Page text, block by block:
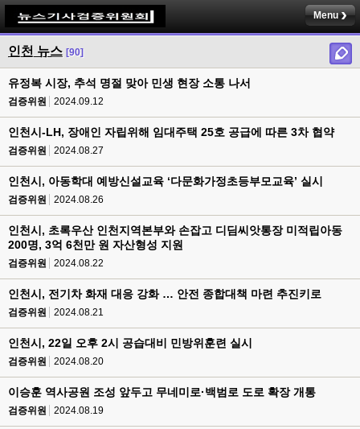
Menu
인천 뉴스 [90]
유정복 시장, 추석 명절 맞아 민생 현장 소통 나서
검증위원 2024.09.12
인천시-LH, 장애인 자립위해 임대주택 25호 공급에 따른 3차 협약
검증위원 2024.08.27
인천시, 아동학대 예방신설교육 ‘다문화가정초등부모교육’ 실시
검증위원 2024.08.26
인천시, 초록우산 인천지역본부와 손잡고 디딤씨앗통장 미적립아동
200명, 3억 6천만 원 자산형성 지원
검증위원 2024.08.22
인천시, 전기차 화재 대응 강화 … 안전 종합대책 마련 추진키로
검증위원 2024.08.21
인천시, 22일 오후 2시 공습대비 민방위훈련 실시
검증위원 2024.08.20
이승훈 역사공원 조성 앞두고 무네미로·백범로 도로 확장 개통
검증위원 2024.08.19